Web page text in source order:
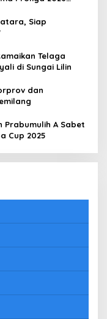
Siap
Telaga
di Sungai Lilin
dan
Prabumulih A Sabet
Cup 2025